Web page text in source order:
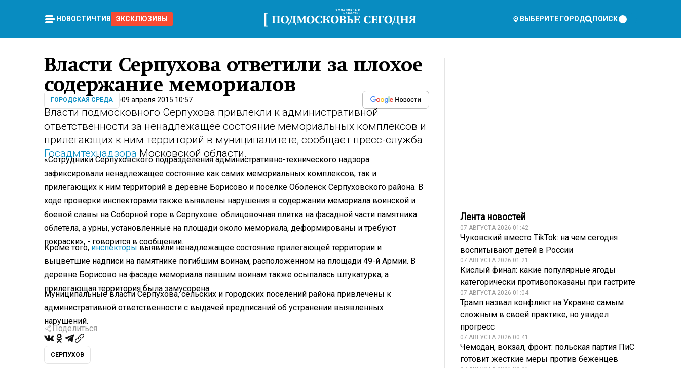
НОВОСТИ ЧТИВО ЭКСКЛЮЗИВЫ ВЫБЕРИТЕ ГОРОД ПОИСК
Власти Серпухова ответили за плохое
содержание мемориалов
ГОРОДСКАЯ СРЕДА 09 апреля 2015 10:57
Власти подмосковного Серпухова привлекли к административной
ответственности за ненадлежащее состояние мемориальных комплексов и
прилегающих к ним территорий в муниципалитете, сообщает пресс-служба
Госадмтехнадзора Московской области.
«Сотрудники Серпуховского подразделения административно-технического надзора
зафиксировали ненадлежащее состояние как самих мемориальных комплексов, так и
прилегающих к ним территорий в деревне Борисово и поселке Оболенск Серпуховского района. В
ходе проверки инспекторами также выявлены нарушения в содержании мемориала воинской и
боевой славы на Соборной горе в Серпухове: облицовочная плитка на фасадной части памятника
облетела, а урны, установленные на площади около мемориала, деформированы и требуют
покраски», - говорится в сообщении.
Кроме того, инспекторы выявили ненадлежащее состояние прилегающей территории и
выцветшие надписи на памятнике погибшим воинам, расположенном на площади 49-й Армии. В
деревне Борисово на фасаде мемориала павшим воинам также осыпалась штукатурка, а
прилегающая территория была замусорена.
Муниципальные власти Серпухова, сельских и городских поселений района привлечены к
административной ответственности с выдачей предписаний об устранении выявленных
нарушений.
Поделиться
СЕРПУХОВ
Лента новостей
07 АВГУСТА 2026 01:42
Чуковский вместо TikTok: на чем сегодня
воспитывают детей в России
07 АВГУСТА 2026 01:21
Кислый финал: какие популярные ягоды
категорически противопоказаны при гастрите
07 АВГУСТА 2026 01:04
Трамп назвал конфликт на Украине самым
сложным в своей практике, но увидел
прогресс
07 АВГУСТА 2026 00:41
Чемодан, вокзал, фронт: польская партия ПиС
готовит жесткие меры против беженцев